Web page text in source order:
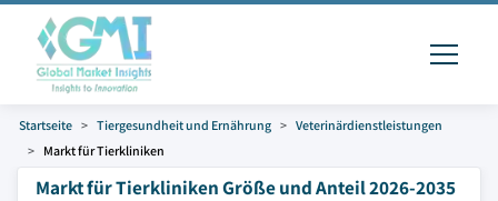
Startseite Tiergesundheit und Ernährung
Veterinärdienstleistungen
Markt für Tierkliniken
Markt für Tierkliniken Größe und Anteil 2026-2035